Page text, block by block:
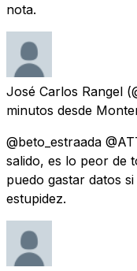
nota.
José Carlos Rangel
minutos desde
@beto_estraada
salido, es lo peor de
puedo gastar datos
estupidez.